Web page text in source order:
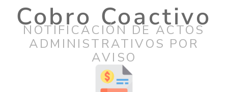
Cobro Coactivo
NOTIFICACIÓN DE ACTOS
ADMINISTRATIVOS POR
AVISO